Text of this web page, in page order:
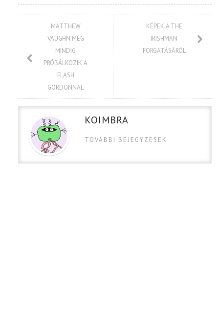
MATTHEW
VAUGHN MÉG
MINDIG
PRÓBÁLKOZIK A
FLASH
GORDONNAL
KÉPEK A THE
IRISHMAN
FORGATÁSÁRÓL
KOIMBRA
TOVABBI BEJEGYZESEK